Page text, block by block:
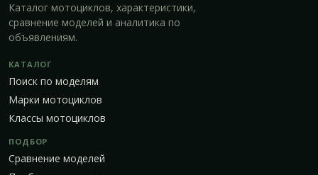
Каталог мотоциклов, характеристики,
сравнение моделей и аналитика по
объявлениям.
КАТАЛОГ
Поиск по моделям
Марки мотоциклов
Классы мотоциклов
ПОДБОР
Сравнение моделей